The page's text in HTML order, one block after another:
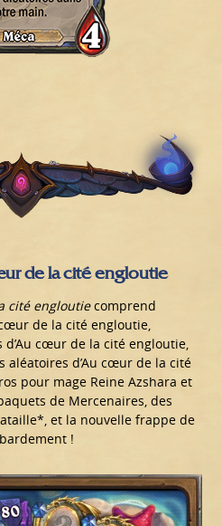
de la cité engloutie
cité engloutiecomprend
de la cité engloutie,
cœur de la cité engloutie,
aléatoires d’Au cœur de la cité
pour mage Reine Azshara et
de Mercenaires, des
et la nouvelle frappe de
!